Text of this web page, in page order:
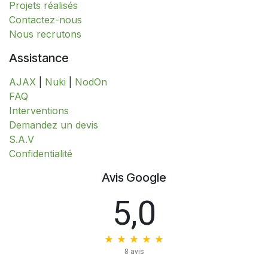
Projets réalisés
Contactez-nous
Nous recrutons
Assistance
AJAX Nuki
NodOn
FAQ
Interventions
​​​​​​​​​​​​​​​​​​​​​​​​​D​​e​m​a​n​d​e​z​ ​u​n​ ​d​e​v​i​s
S.A.V
​​​​​​​​​​​​​​Confidentialité​​​​​​​​​​​​​​
Avis Google
5,0
8 avis